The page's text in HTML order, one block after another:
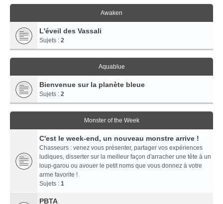
Awaken
L'éveil des Vassali
Sujets : 2
Aquablue
Bienvenue sur la planète bleue
Sujets : 2
Monster of the Week
C'est le week-end, un nouveau monstre arrive !
Chasseurs : venez vous présenter, partager vos expériences
ludiques, disserter sur la meilleur façon d'arracher une tête à un
loup-garou ou avouer le petit noms que vous donnez à votre
arme favorite !
Sujets : 1
PBTA